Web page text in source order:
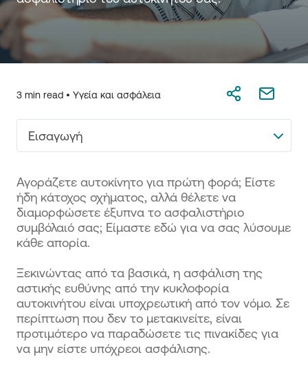
3 min read • Υγεία και ασφάλεια
Εισαγωγή
Αγοράζετε αυτοκίνητο για πρώτη φορά; Είστε
ήδη κάτοχος οχήματος, αλλά θέλετε να
διαμορφώσετε έξυπνα το ασφαλιστήριο
συμβόλαιό σας; Είμαστε εδώ για να σας λύσουμε
κάθε απορία.
Ξεκινώντας από τα βασικά, η ασφάλιση της
αστικής ευθύνης από την κυκλοφορία
αυτοκινήτου είναι υποχρεωτική από τον νόμο. Σε
περίπτωση που δεν το μετακινείτε, είναι
προτιμότερο να παραδώσετε τις πινακίδες για
να μην είστε υπόχρεοι ασφάλισης.